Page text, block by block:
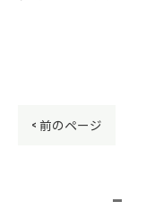
< 前のページ